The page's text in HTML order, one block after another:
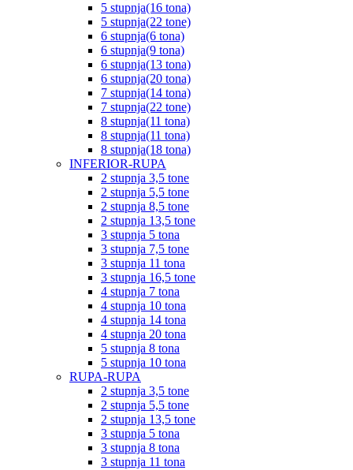
5 stupnja(16 tona)
5 stupnja(22 tone)
6 stupnja(6 tona)
6 stupnja(9 tona)
6 stupnja(13 tona)
6 stupnja(20 tona)
7 stupnja(14 tona)
7 stupnja(22 tone)
8 stupnja(11 tona)
8 stupnja(11 tona)
8 stupnja(18 tona)
INFERIOR-RUPA
2 stupnja 3,5 tone
2 stupnja 5,5 tone
2 stupnja 8,5 tone
2 stupnja 13,5 tone
3 stupnja 5 tona
3 stupnja 7,5 tone
3 stupnja 11 tona
3 stupnja 16,5 tone
4 stupnja 7 tona
4 stupnja 10 tona
4 stupnja 14 tona
4 stupnja 20 tona
5 stupnja 8 tona
5 stupnja 10 tona
RUPA-RUPA
2 stupnja 3,5 tone
2 stupnja 5,5 tone
2 stupnja 13,5 tone
3 stupnja 5 tona
3 stupnja 8 tona
3 stupnja 11 tona